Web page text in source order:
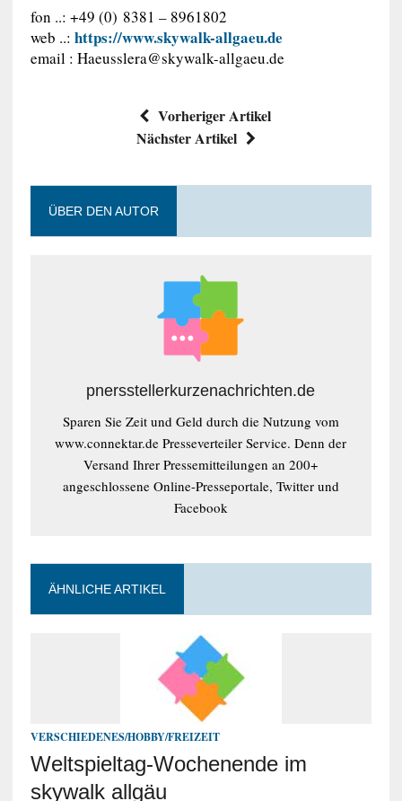
fon ..: +49 (0) 8381 – 8961802
web ..: https://www.skywalk-allgaeu.de
email : Haeusslera@skywalk-allgaeu.de
Vorheriger Artikel
Nächster Artikel
ÜBER DEN AUTOR
pnersstellerkurzenachrichten.de
Sparen Sie Zeit und Geld durch die Nutzung vom
www.connektar.de Presseverteiler Service. Denn der
Versand Ihrer Pressemitteilungen an 200+
angeschlossene Online-Presseportale, Twitter und
Facebook
ÄHNLICHE ARTIKEL
VERSCHIEDENES/HOBBY/FREIZEIT
Weltspieltag-Wochenende im
skywalk allgäu